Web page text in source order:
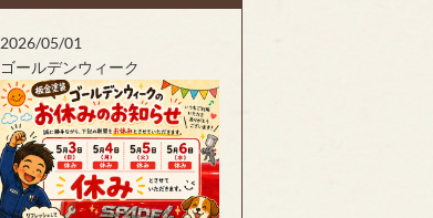
2026/05/01
ゴールデンウィーク